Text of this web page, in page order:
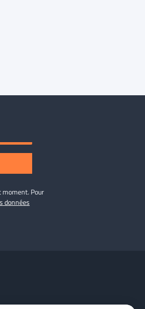
moment. Pour
données